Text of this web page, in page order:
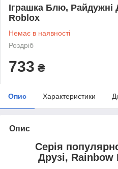
Іграшка Блю, Райдужні
Roblox
Немає в наявності
Роздріб
733 ₴
Опис Характеристики
Опис
Серія
Друзі,